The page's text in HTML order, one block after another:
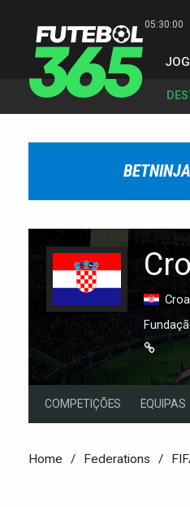
05:30:01
BETNINJA
COMPETIÇÕES EQUIPAS
Home Federations